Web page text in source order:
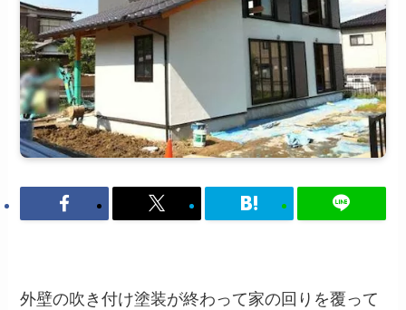
外壁の吹き付け塗装が終わって家の回りを覆って